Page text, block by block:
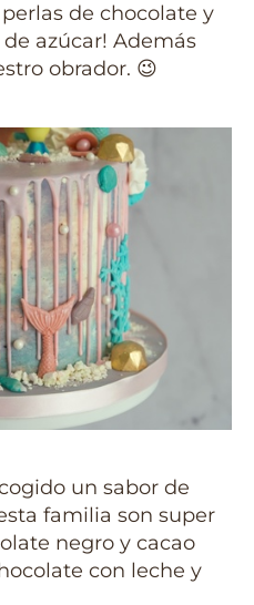
de chocolate y
azúcar! Además
obrador. 😉
un sabor de
familia son super
negro y cacao
con leche y